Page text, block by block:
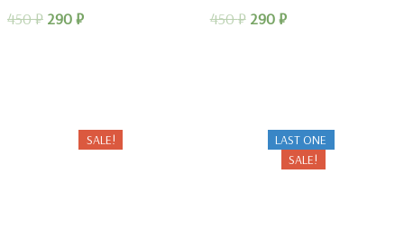
450₽ Первоначальная
290₽Текущая
450₽ Первоначальная
290₽Текущая
SALE!
LAST ONE
SALE!